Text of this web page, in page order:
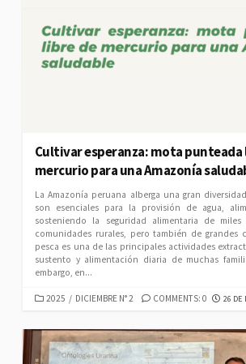
Cultivar esperanza: mota punteada
mercurio para una Amazonía
La Amazonía peruana alberga una gran
son esenciales para la provisión de agua,
sosteniendo la seguridad alimentaria de
comunidades rurales, pero también de grandes
pesca es una de las principales actividades
sustento y alimentación diaria de muchas
embargo, en...
CATEGORIES
2025 / DICIEMBRE N° 2 COMMENTS: 0 26 DE